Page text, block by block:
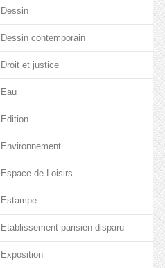
Dessin
Dessin contemporain
Droit et justice
Eau
Edition
Environnement
Espace de Loisirs
Estampe
Etablissement parisien disparu
Exposition